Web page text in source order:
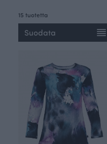
15 tuotetta
Suodata